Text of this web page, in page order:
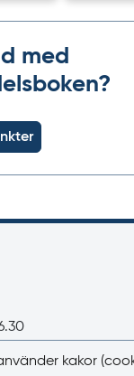
med
kakor